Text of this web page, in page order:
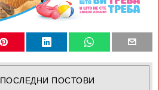
ПОСЛЕДНИ ПОСТОВИ